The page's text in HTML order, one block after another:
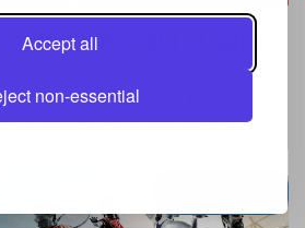
Accept all
non-essential
in mersul la sala
sa incepi sa mergi la sala insa nu
acolo si cum sa iti lucrezi
acest articol iti este dedicat tie...